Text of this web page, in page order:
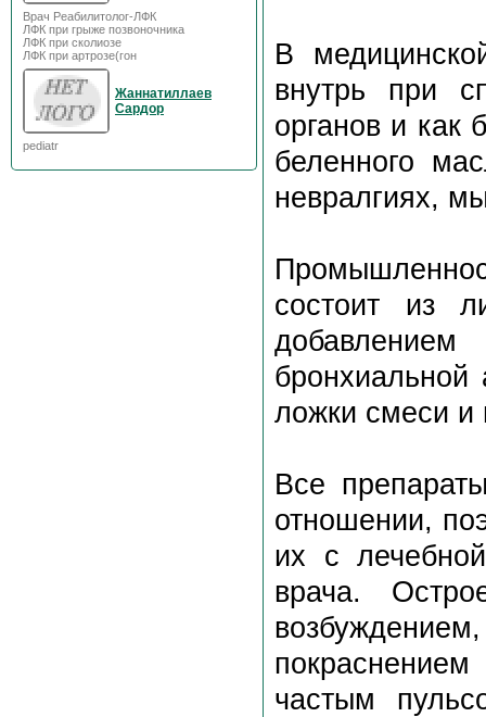
Врач Реабилитолог-ЛФК
ЛФК при грыже позвоночника
ЛФК при сколиозе
ЛФК при артрозе(гон
Жаннатиллаев
Сардор
pediatr
В
внутрь при
органов и как
беленного
невралгиях,
состоит из
ложки смеси и
Все
отношении,
их с
врача.
частым